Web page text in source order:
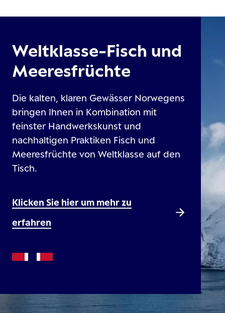
Weltklasse-Fisch und
Meeresfrüchte
Die kalten, klaren Gewässer Norwegens
bringen Ihnen in Kombination mit
feinster Handwerkskunst und
nachhaltigen Praktiken Fisch und
Meeresfrüchte von Weltklasse auf den
Tisch.
Klicken Sie hier um mehr zu
erfahren